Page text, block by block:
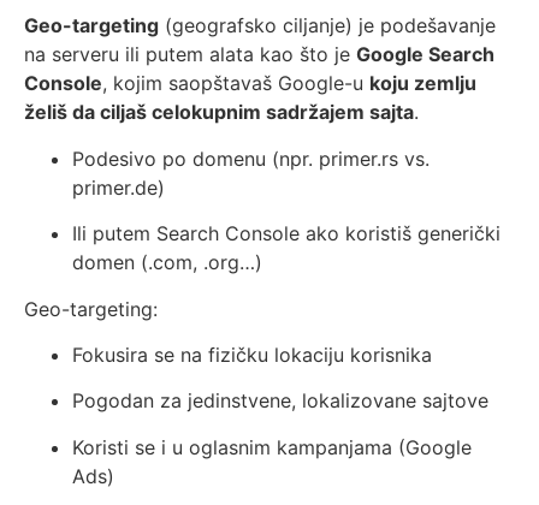
Geo-targeting (geografsko ciljanje) je podešavanje
na serveru ili putem alata kao što je Google Search
Console, kojim saopštavaš Google-u koju zemlju
želiš da ciljaš celokupnim sadržajem sajta.
Podesivo po domenu (npr. primer.rs vs.
primer.de)
Ili putem Search Console ako koristiš generički
domen (.com, .org…)
Geo-targeting:
Fokusira se na fizičku lokaciju korisnika
Pogodan za jedinstvene, lokalizovane sajtove
Koristi se i u oglasnim kampanjama (Google
Ads)